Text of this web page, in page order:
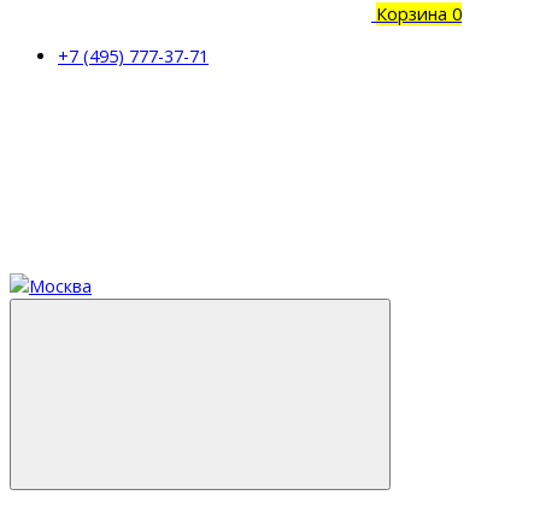
Корзина 0
+7 (495) 777-37-71